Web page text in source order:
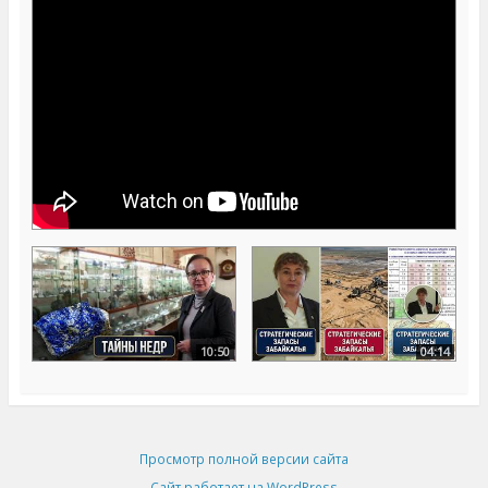
10:50 04:14
Просмотр полной версии сайта